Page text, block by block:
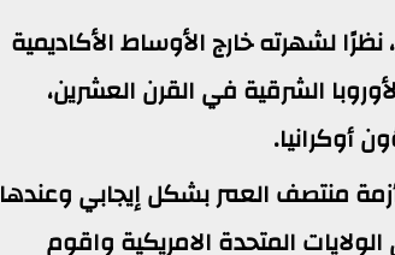
لشهرته خارج الأوساط الأكاديمية
الشرقية في القرن العشرين،
أوكرانيا.
منتصف العمر بشكل إيجابي وعندها
المتحدة الامريكية واقوم